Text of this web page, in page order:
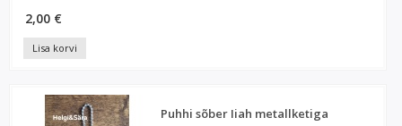
2,00 €
Lisa korvi
Puhhi sõber Iiah metallketiga